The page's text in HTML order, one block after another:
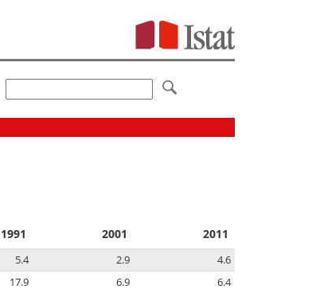
1991 2001 2011
5.4 2.9
4.6
17.9 6.9
6.4